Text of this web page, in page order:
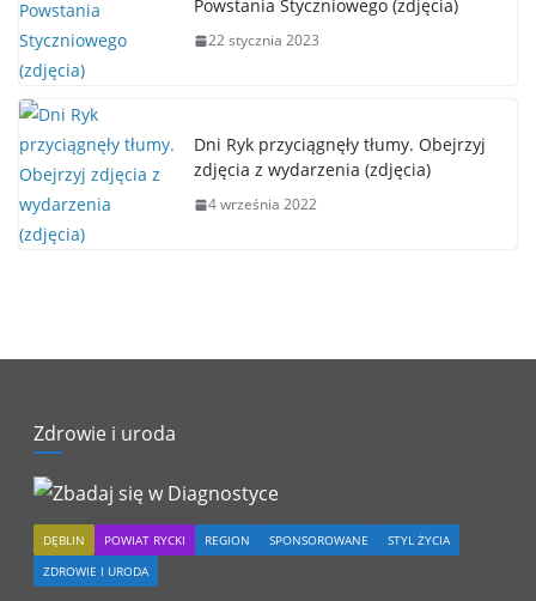
Powstania Styczniowego (zdjęcia)
22 stycznia 2023
Dni Ryk przyciągnęły tłumy. Obejrzyj
zdjęcia z wydarzenia (zdjęcia)
4 września 2022
Zdrowie i uroda
DĘBLIN POWIAT RYCKI REGION SPONSOROWANE
STYL ŻYCIA
ZDROWIE I URODA